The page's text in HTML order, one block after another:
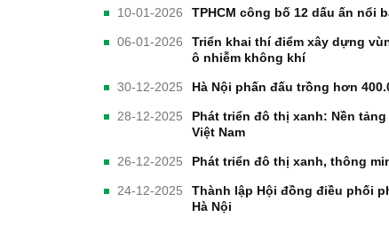
10-01-2026 TPHCM công bố 12 dấu ấn nổi
06-01-2026
Triển khai thí điểm xây dựng
ô nhiễm không khí
30-12-2025 Hà Nội phấn đấu trồng hơn
28-12-2025
Phát triển đô thị xanh: Nền
Việt Nam
26-12-2025 Phát triển đô thị xanh, thông
24-12-2025
Thành lập Hội đồng điều phối
Hà Nội